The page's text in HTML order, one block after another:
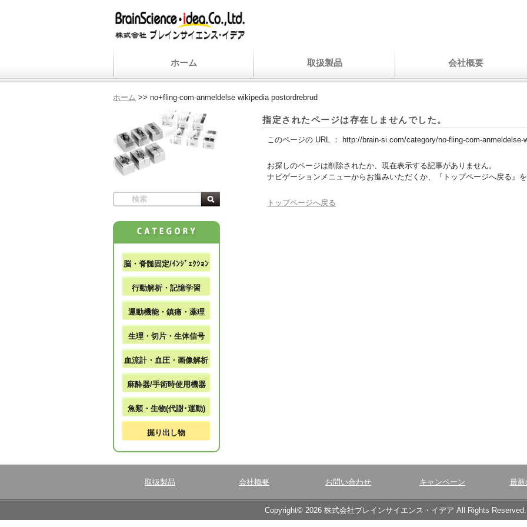
ホーム 取扱製品 会社概要
ホーム >> no+fling-com-anmeldelse wikipedia postordrebrud
指定されたページは存在しませんでした。
このページの URL ： http://brain-si.com/category/no-fling-com-anmeldelse-
お探しのページは削除されたか、現在表示する記事がありません。
ナビゲーションメニューからお進みいただくか、『トップページへ戻る』を
トップページへ戻る
脳・脊髄固定/ｲﾝｼﾞｪｸｼｮﾝ
行動解析・記憶学習
運動機能・鎮痛・薬理
生理・切片・生体信号
血流計・血圧・画像解析
麻酔器/手術時使用機器
魚類・生物(代謝･運動)
掘り出し物
取扱製品 会社概要 お問い合わせ キャンペーン 最新
Copyright© 2026 株式会社ブレインサイエンス・イデア All Rights Reserved.